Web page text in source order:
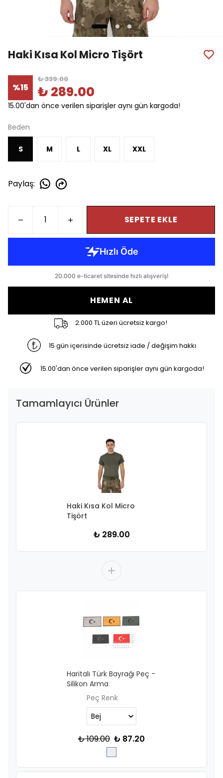
Haki Kısa Kol Micro Tişört
%15
₺ 339.00
₺ 289.00
15.00'dan önce verilen siparişler aynı gün kargoda!
Beden
S M L XL XXL
Paylaş:
SEPETE EKLE
HEMEN AL
2.000 TL üzeri ücretsiz kargo!
15 gün içerisinde ücretsiz iade / değişim hakkı
15.00'dan önce verilen siparişler aynı gün kargoda!
Tamamlayıcı Ürünler
Haki Kısa Kol Micro
Tişört
₺ 289.00
Haritalı Türk Bayrağı Peç -
Silikon Arma
Peç Renk
₺ 109.00 ₺ 87.20